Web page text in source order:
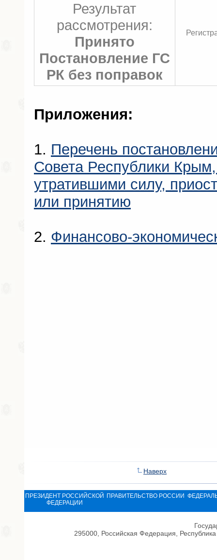
Результат
рассмотрения:
Принято
Постановление ГС
РК без поправок
Приложения:
1. Перечень
Совета Республики
утратившими силу,
или принятию
2. Финансово-
Наверх
ПРЕЗИДЕНТ РОССИЙСКОЙ
ФЕДЕРАЦИИ
ПРАВИТЕЛЬСТВО РОССИИ
295000, Российская Федерация,